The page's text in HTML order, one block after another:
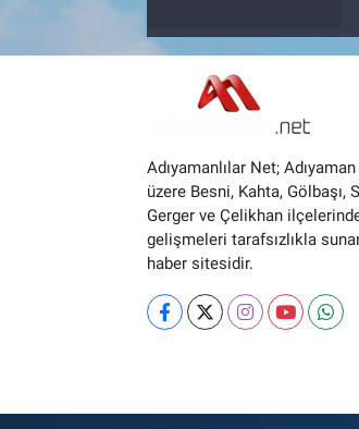
Adıyamanlılar Net;
üzere Besni, Kahta, Gölbaşı,
Gerger ve Çelikhan
gelişmeleri tarafsızlıkla
haber sitesidir.